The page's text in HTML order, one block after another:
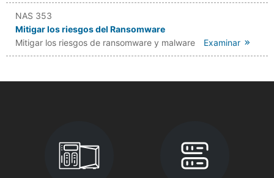
NAS 353
Mitigar los riesgos del Ransomware
Mitigar los riesgos de ransomware y malware
Examinar